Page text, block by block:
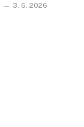
3. 6. 2026